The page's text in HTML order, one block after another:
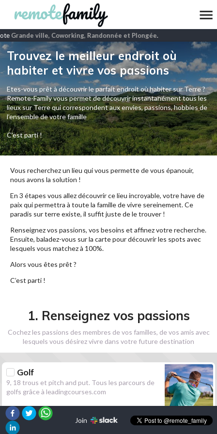
Grande ville, Coworking, Randonnée et Plongée.
Trouvez le meilleur endroit où
habiter et vivre vos passions
Etes-vous prêt à découvrir le parfait endroit où habiter sur Terre ?
Remote-Family vous permet de découvrir instantanément tous les
lieux sur Terre qui correspondent aux envies, passions, hobbies de
l’ensemble de votre famille
C'est parti !
Vous recherchez un lieu qui vous permette de vous épanouir,
nous avons la solution !
En 3 étapes vous allez découvrir ce lieu incroyable, votre have de
paix qui permettra à toute la famille de vivre sereinement. Ce
paradis sur terre existe, il suffit juste de le trouver !
Renseignez vos passions, vos besoins et affinez votre recherche.
Ensuite, baladez-vous sur la carte pour découvrir les spots avec
lesquels vous matchez à 100%.
Alors vous êtes prêt ?
C’est parti !
1. Renseignez vos passions
Cochez les passions des membres de vos familles, de vos amis avec
lesquels vous désirez vivre dans votre future destination
Golf
9, 18 trous et pitch and put. Tous les parcours de
golfs grâce à leadingcourses.com
Randonnée
Join